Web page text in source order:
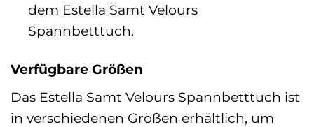
dem Estella Samt Velours
Spannbetttuch.
Verfügbare Größen
Das Estella Samt Velours Spannbetttuch ist
in verschiedenen Größen erhältlich, um